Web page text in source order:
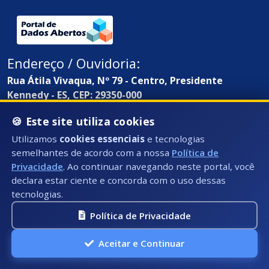
Endereço / Ouvidoria:
Rua Átila Vivaqua, Nº 79 - Centro, Presidente
Kennedy - ES, CEP: 29350-000
🍪 Este site utiliza cookies
Utilizamos cookies essenciais e tecnologias
semelhantes de acordo com a nossa Política de
Privacidade. Ao continuar navegando neste portal, você
declara estar ciente e concorda com o uso dessas
tecnologias.
Política de Privacidade
Aceitar e Continuar